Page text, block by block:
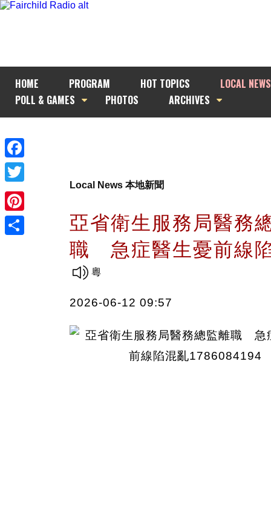
HOME PROGRAM HOT TOPICS
LOCAL NEWS
POLL & GAMES
PHOTOS ARCHIVES
Facebook
Twitter
Pinterest
Local News 本地新聞
亞省衛生服務局醫務
職 急症醫生憂前線
2026-06-12 09:57